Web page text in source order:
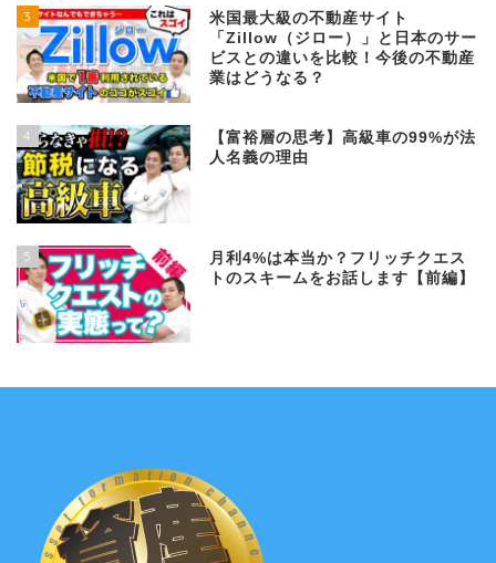
3
米国最大級の不動産サイト
「Zillow（ジロー）」と日本のサー
ビスとの違いを比較！今後の不動産
業はどうなる？
4
【富裕層の思考】高級車の99%が法
人名義の理由
5
月利4%は本当か？フリッチクエス
トのスキームをお話します【前編】